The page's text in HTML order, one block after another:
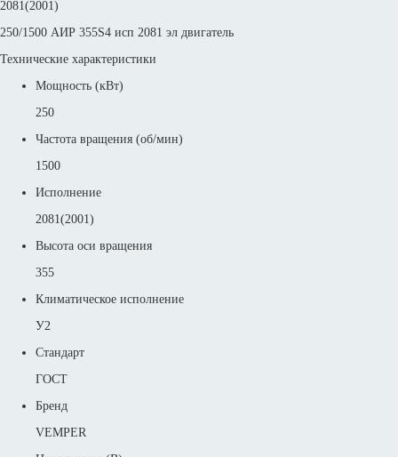
2081(2001)
250/1500 АИР 355S4 исп 2081 эл двигатель
Технические характеристики
Мощность (кВт)
250
Частота вращения (об/мин)
1500
Исполнение
2081(2001)
Высота оси вращения
355
Климатическое исполнение
У2
Стандарт
ГОСТ
Бренд
VEMPER